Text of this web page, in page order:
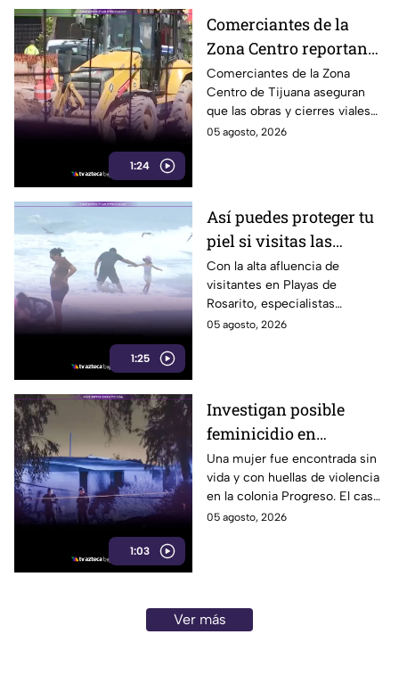
1:24
Comerciantes de la
Zona Centro reportan
caída de hasta 40% por
obras en avenida
Revolución
Comerciantes de la Zona
Centro de Tijuana aseguran
que las obras y cierres viales
en la avenida Revolución han
05 agosto, 2026
1:25
Así puedes proteger tu
piel si visitas las
playas de Rosarito
durante el verano
Con la alta afluencia de
visitantes en Playas de
Rosarito, especialistas
recomiendan reaplicar
05 agosto, 2026
1:03
Investigan posible
feminicidio en
Mexicali; hallan a una
mujer sin vida con
huellas de violencia
Una mujer fue encontrada sin
vida y con huellas de violencia
en la colonia Progreso. El caso
es investigado como un
05 agosto, 2026
Ver más